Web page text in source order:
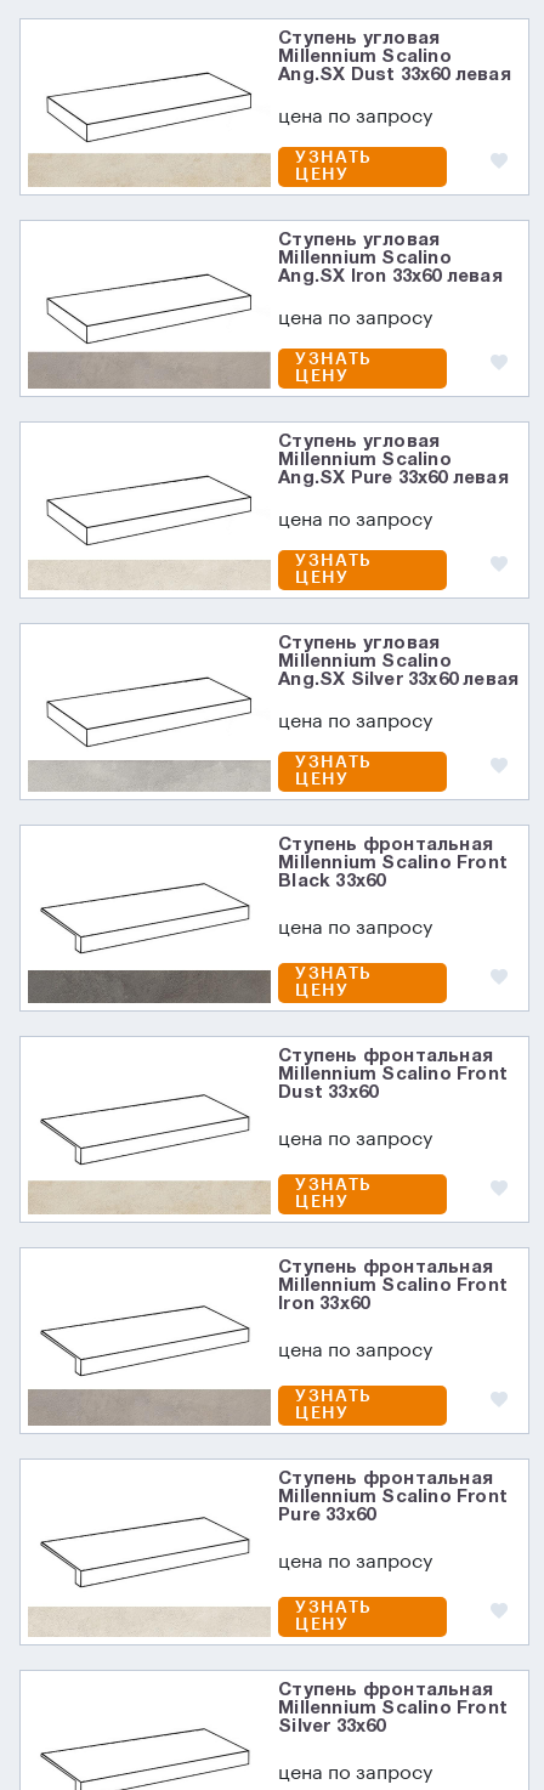
Ступень угловая
Millennium Scalino
Ang.SX Dust 33x60 левая
цена по запросу
УЗНАТЬ
ЦЕНУ
Ступень угловая
Millennium Scalino
Ang.SX Iron 33x60 левая
цена по запросу
УЗНАТЬ
ЦЕНУ
Ступень угловая
Millennium Scalino
Ang.SX Pure 33x60 левая
цена по запросу
УЗНАТЬ
ЦЕНУ
Ступень угловая
Millennium Scalino
Ang.SX Silver 33x60 левая
цена по запросу
УЗНАТЬ
ЦЕНУ
Ступень фронтальная
Millennium Scalino Front
Black 33x60
цена по запросу
УЗНАТЬ
ЦЕНУ
Ступень фронтальная
Millennium Scalino Front
Dust 33x60
цена по запросу
УЗНАТЬ
ЦЕНУ
Ступень фронтальная
Millennium Scalino Front
Iron 33x60
цена по запросу
УЗНАТЬ
ЦЕНУ
Ступень фронтальная
Millennium Scalino Front
Pure 33x60
цена по запросу
УЗНАТЬ
ЦЕНУ
Ступень фронтальная
Millennium Scalino Front
Silver 33x60
цена по запросу